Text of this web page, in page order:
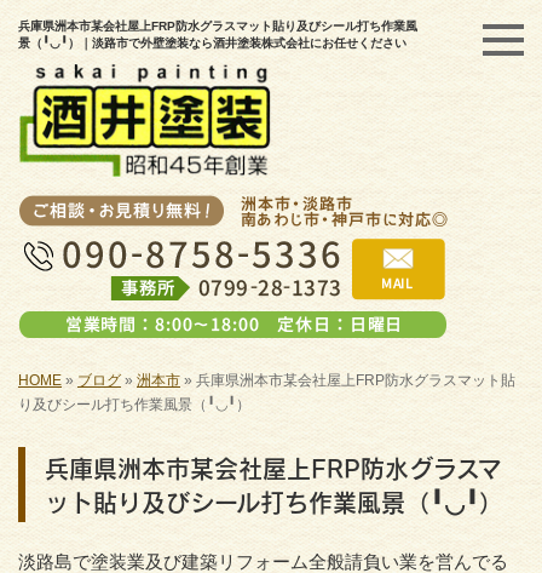
兵庫県洲本市某会社屋上FRP防水グラスマット貼り及びシール打ち作業風
景（╹◡╹）｜淡路市で外壁塗装なら酒井塗装株式会社にお任せください
HOME » ブログ» 洲本市 » 兵庫県洲本市某会社屋上FRP防水グラスマット貼
り及びシール打ち作業風景（╹◡╹）
兵庫県洲本市某会社屋上FRP防水グラスマ
ット貼り及びシール打ち作業風景（╹◡╹）
淡路島で塗装業及び建築リフォーム全般請負い業を営んでる